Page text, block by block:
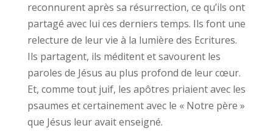
reconnurent après sa résurrection, ce qu’ils ont
partagé avec lui ces derniers temps. Ils font une
relecture de leur vie à la lumière des Ecritures.
Ils partagent, ils méditent et savourent les
paroles de Jésus au plus profond de leur cœur.
Et, comme tout juif, les apôtres priaient avec les
psaumes et certainement avec le « Notre père »
que Jésus leur avait enseigné.